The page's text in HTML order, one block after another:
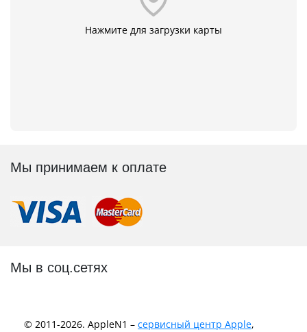
Нажмите для загрузки карты
Мы принимаем к оплате
Мы в соц.сетях
© 2011-2026. AppleN1 – сервисный центр Apple,